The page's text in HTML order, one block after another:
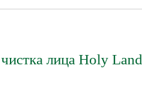
лица Holy Land